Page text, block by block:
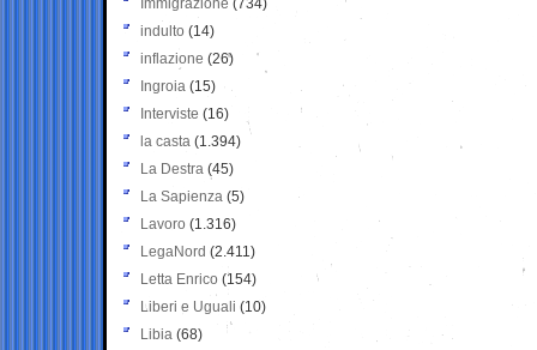
Immigrazione (734)
indulto (14)
inflazione (26)
Ingroia (15)
Interviste (16)
la casta (1.394)
La Destra (45)
La Sapienza (5)
Lavoro (1.316)
LegaNord (2.411)
Letta Enrico (154)
Liberi e Uguali (10)
Libia (68)